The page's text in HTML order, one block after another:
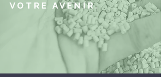
VOTRE AVENIR.